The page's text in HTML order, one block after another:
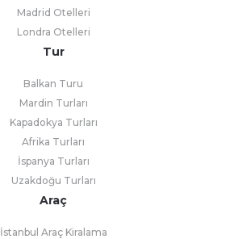
Madrid Otelleri
Londra Otelleri
Tur
Balkan Turu
Mardin Turları
Kapadokya Turları
Afrika Turları
İspanya Turları
Uzakdoğu Turları
Araç
İstanbul Araç Kiralama